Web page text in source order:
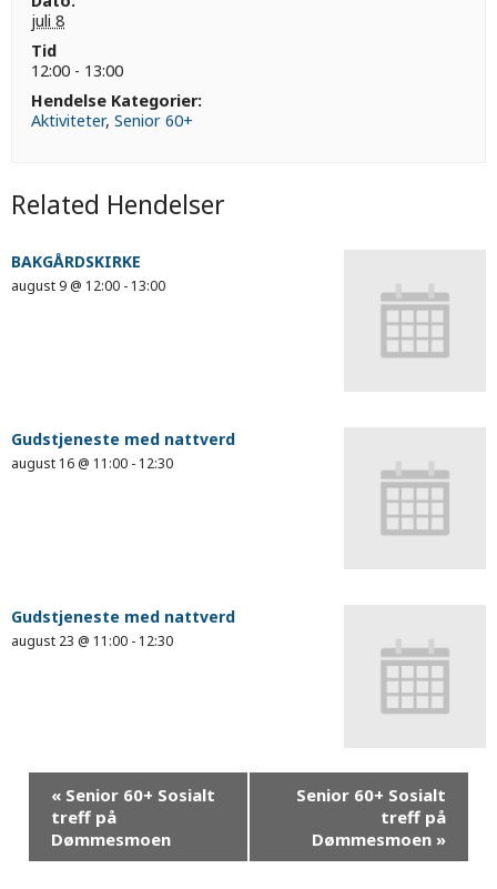
juli 8
Tid
12:00 - 13:00
Hendelse Kategorier:
Aktiviteter,Senior 60+
Related Hendelser
BAKGÅRDSKIRKE
august 9 @ 12:00 - 13:00
Gudstjeneste med nattverd
august 16 @ 11:00 - 12:30
Gudstjeneste med nattverd
august 23 @ 11:00 - 12:30
« Senior 60+ Sosialt
treff på
Dømmesmoen
Senior 60+ Sosialt
treff på
Dømmesmoen »